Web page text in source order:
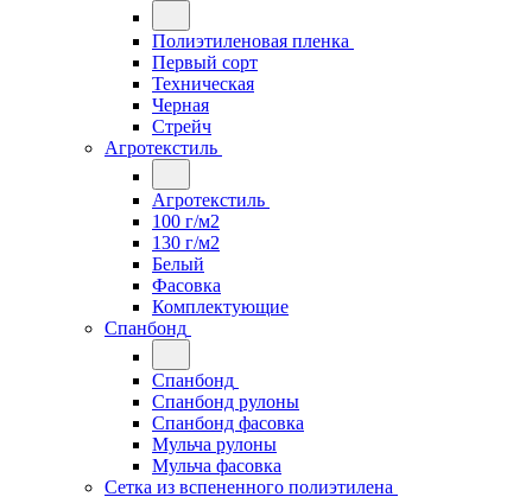
Полиэтиленовая пленка
Первый сорт
Техническая
Черная
Стрейч
Агротекстиль
Агротекстиль
100 г/м2
130 г/м2
Белый
Фасовка
Комплектующие
Спанбонд
Спанбонд
Спанбонд рулоны
Спанбонд фасовка
Мульча рулоны
Мульча фасовка
Сетка из вспененного полиэтилена